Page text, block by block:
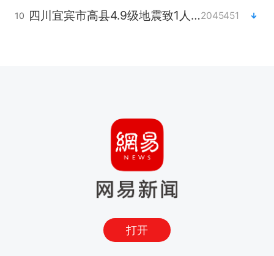
10 四川宜宾市高县4.9级地震致1人死亡2045451
打开